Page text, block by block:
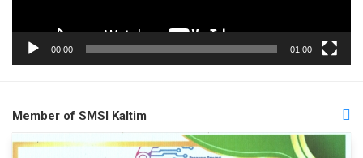
00:00 01:00
Member of SMSI Kaltim